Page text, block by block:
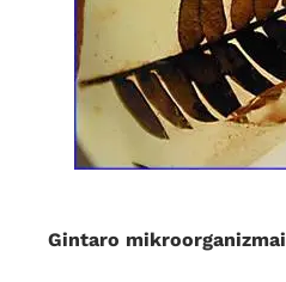
Gintaro mikroorganizmai